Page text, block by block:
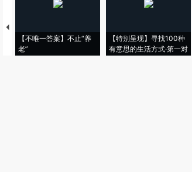
【不唯一答案】不止“养
老”
【特别呈现】寻找100种
有意思的生活方式·第一对